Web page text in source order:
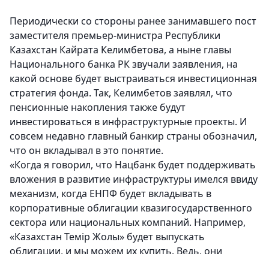
Периодически со стороны ранее занимавшего пост
заместителя премьер-министра Республики
Казахстан Кайрата Келимбетова, а ныне главы
Национального банка РК звучали заявления, на
какой основе будет выстраиваться инвестиционная
стратегия фонда. Так, Келимбетов заявлял, что
пенсионные накопления также будут
инвестироваться в инфраструктурные проекты. И
совсем недавно главный банкир страны обозначил,
что он вкладывал в это понятие.
«Когда я говорил, что Нацбанк будет поддерживать
вложения в развитие инфраструктуры имелся ввиду
механизм, когда ЕНПФ будет вкладывать в
корпоративные облигации квазигосударственного
сектора или национальных компаний. Например,
«Казахстан Темiр Жолы» будет выпускать
облигации, и мы можем их купить. Ведь, они